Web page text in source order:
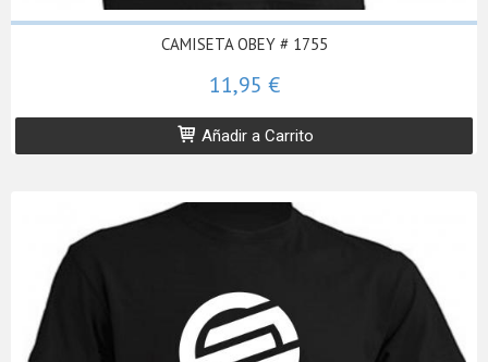
CAMISETA OBEY # 1755
11,95 €
Añadir a Carrito